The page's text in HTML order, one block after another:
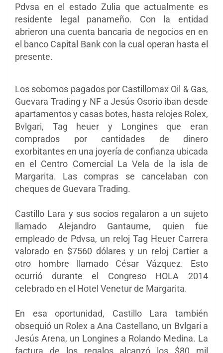
Pdvsa en el estado Zulia que actualmente es
residente legal panameño. Con la entidad
abrieron una cuenta bancaria de negocios en en
el banco Capital Bank con la cual operan hasta el
presente.
Los sobornos pagados por Castillomax Oil & Gas,
Guevara Trading y NF a Jesús Osorio iban desde
apartamentos y casas botes, hasta relojes Rolex,
Bvlgari, Tag heuer y Longines que eran
comprados por cantidades de dinero
exorbitantes en una joyería de confianza ubicada
en el Centro Comercial La Vela de la isla de
Margarita. Las compras se cancelaban con
cheques de Guevara Trading.
Castillo Lara y sus socios regalaron a un sujeto
llamado Alejandro Gantaume, quien fue
empleado de Pdvsa, un reloj Tag Heuer Carrera
valorado en $7560 dólares y un reloj Cartier a
otro hombre llamado César Vázquez. Esto
ocurrió durante el Congreso HOLA 2014
celebrado en el Hotel Venetur de Margarita.
En esa oportunidad, Castillo Lara también
obsequió un Rolex a Ana Castellano, un Bvlgari a
Jesús Arena, un Longines a Rolando Medina. La
factura de los regalos alcanzó los $80 mil